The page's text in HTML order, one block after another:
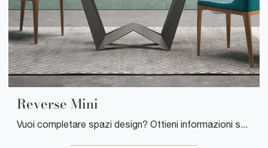
Reverse Mini
Vuoi completare spazi design? Ottieni informazioni sui tavoli design fissi: il modello da pranzo Reverse Mini ti sta aspettando.